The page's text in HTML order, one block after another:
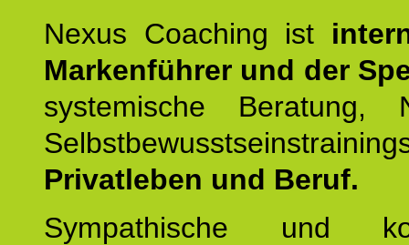
Nexus Coaching ist
Markenführer und der
systemische Beratung,
Privatleben und Beruf.
Sympathische und